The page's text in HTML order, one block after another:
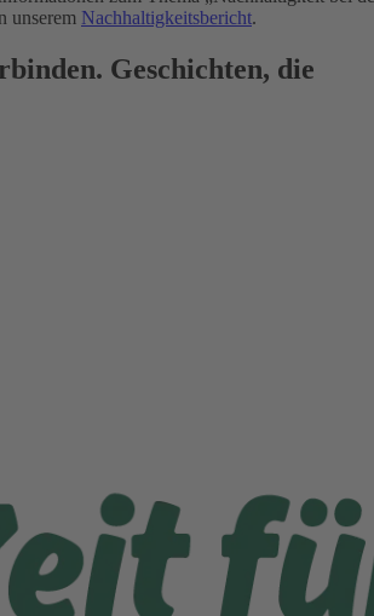
unserem Nachhaltigkeitsbericht.
Geschichten, die